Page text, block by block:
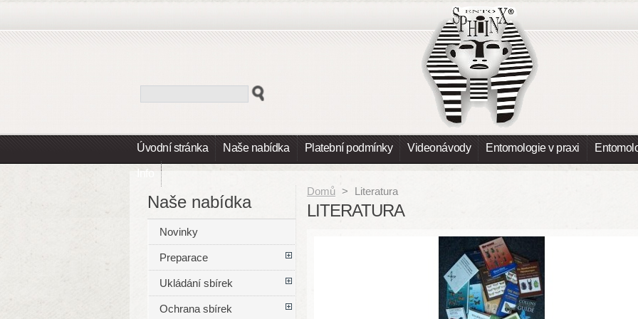
Úvodní stránka Naše nabídka Platební podmínky Videonávody Entomologie v praxi
Info
Domů > Literatura
LITERATURA
Naše nabídka
Novinky
Preparace
Ukládání sbírek
Ochrana sbírek